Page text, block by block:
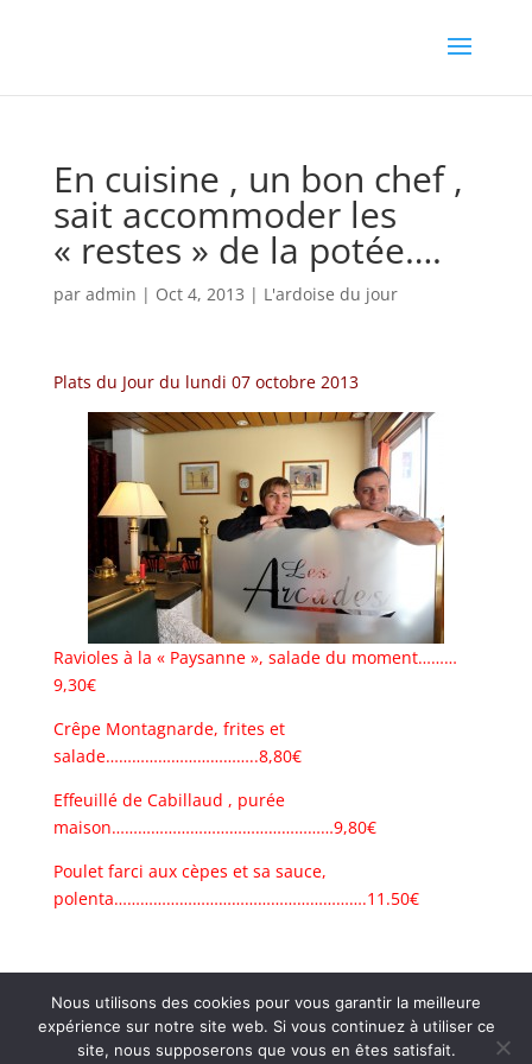
En cuisine , un bon chef ,
sait accommoder les
« restes » de la potée….
par admin | Oct 4, 2013 | L'ardoise du jour
Plats du Jour du lundi 07 octobre 2013
Ravioles à la « Paysanne », salade du moment………
9,30€
Crêpe Montagnarde, frites et
salade……………………………..8,80€
Effeuillé de Cabillaud , purée
maison……………………………………………9,80€
Poulet farci aux cèpes et sa sauce,
polenta………………………………………………….11.50€
Nous utilisons des cookies pour vous garantir la meilleure
expérience sur notre site web. Si vous continuez à utiliser ce
site, nous supposerons que vous en êtes satisfait.